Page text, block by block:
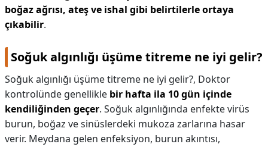
boğaz ağrısı, ateş ve ishal gibi belirtilerle ortaya
çıkabilir.
Soğuk algınlığı üşüme titreme ne iyi gelir?
Soğuk algınlığı üşüme titreme ne iyi gelir?, Doktor
kontrolünde genellikle bir hafta ila 10 gün içinde
kendiliğinden geçer. Soğuk algınlığında enfekte virüs
burun, boğaz ve sinüslerdeki mukoza zarlarına hasar
verir. Meydana gelen enfeksiyon, burun akıntısı,